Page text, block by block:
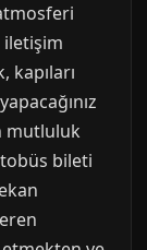
iletişim
kapıları
mutluluk
bileti